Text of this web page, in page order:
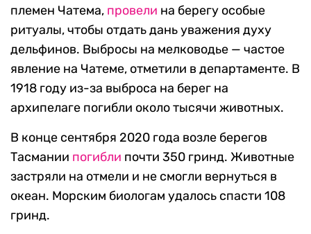
племен Чатема, провели на берегу особые
ритуалы, чтобы отдать дань уважения духу
дельфинов. Выбросы на мелководье — частое
явление на Чатеме, отметили в департаменте. В
1918 году из-за выброса на берег на
архипелаге погибли около тысячи животных.
В конце сентября 2020 года возле берегов
Тасмании погибли почти 350 гринд. Животные
застряли на отмели и не смогли вернуться в
океан. Морским биологам удалось спасти 108
гринд.